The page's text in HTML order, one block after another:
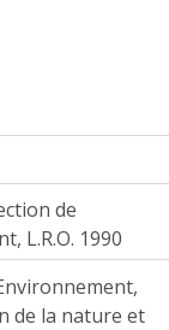
de
L.R.O. 1990
de la nature et